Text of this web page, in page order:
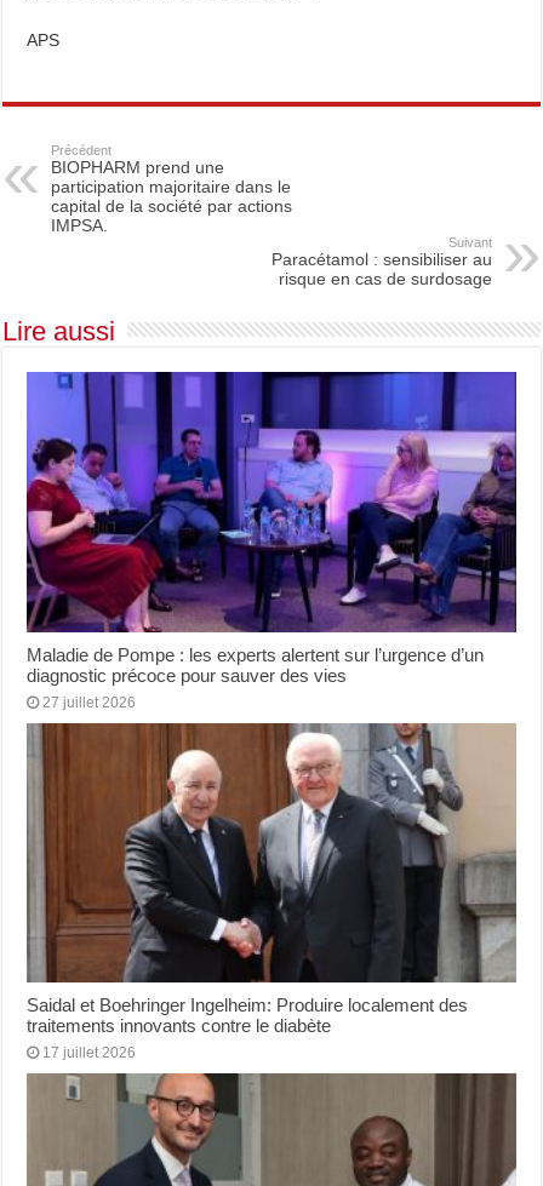
APS
Précédent
BIOPHARM prend une
participation majoritaire dans le
capital de la société par actions
IMPSA.
Suivant
Paracétamol : sensibiliser au
risque en cas de surdosage
Lire aussi
Maladie de Pompe : les experts alertent sur l’urgence d’un
diagnostic précoce pour sauver des vies
27 juillet 2026
Saidal et Boehringer Ingelheim: Produire localement des
traitements innovants contre le diabète
17 juillet 2026